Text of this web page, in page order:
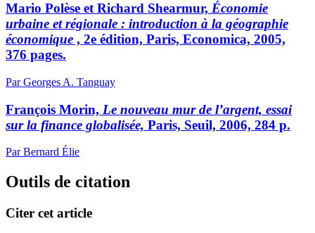
Mario Polèse et Richard Shearmur, Économie
urbaine et régionale : introduction à la géographie
économique , 2e édition, Paris, Economica, 2005,
376 pages.
Par Georges A. Tanguay
François Morin, Le nouveau mur de l’argent, essai
sur la finance globalisée, Paris, Seuil, 2006, 284 p.
Par Bernard Élie
Outils de citation
Citer cet article